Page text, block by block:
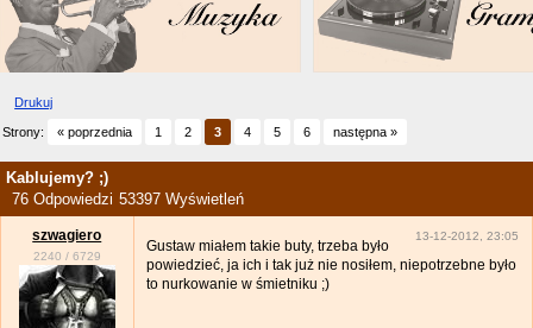
Drukuj
Strony: « poprzednia 1 2 3 4 5 6 następna »
Kablujemy? ;)
76 Odpowiedzi 53397 Wyświetleń
szwagiero
2240 / 6729
13-12-2012, 23:05
Gustaw miałem takie buty, trzeba było
powiedzieć, ja ich i tak już nie nosiłem, niepotrzebne było
to nurkowanie w śmietniku ;)